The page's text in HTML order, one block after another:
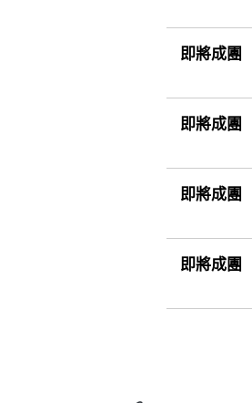
即將成團
即將成團
即將成團
即將成團